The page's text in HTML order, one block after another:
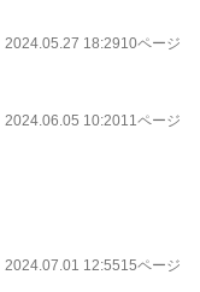
2024.05.27 18:2910ページ
2024.06.05 10:2011ページ
2024.07.01 12:5515ページ